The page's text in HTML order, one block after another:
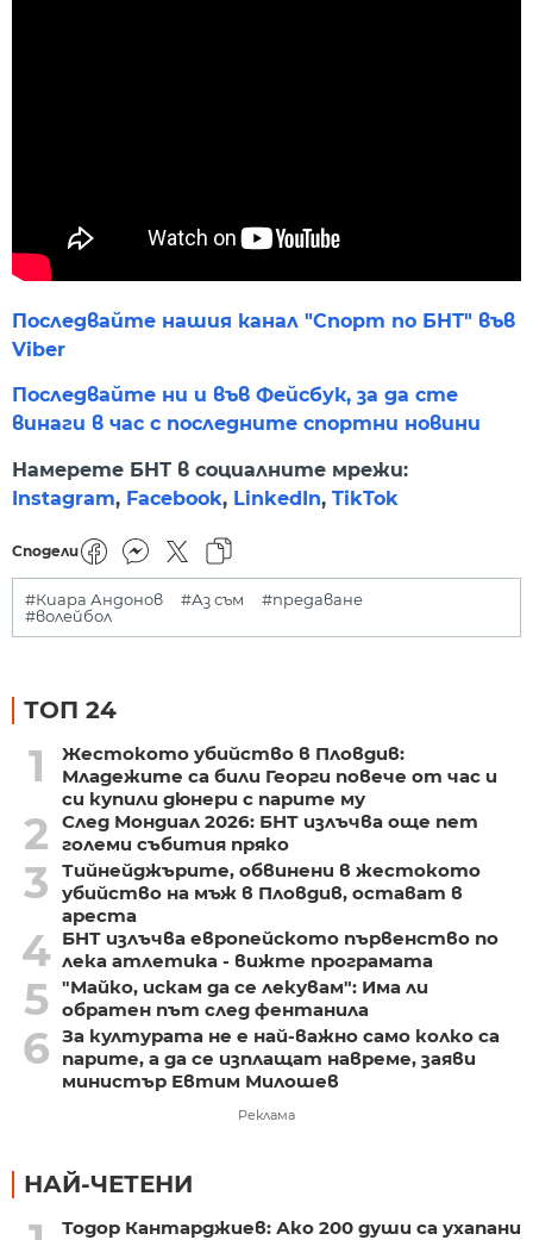
Последвайте нашия канал "Спорт по БНТ" във
Viber
Последвайте ни и във Фейсбук, за да сте
винаги в час с последните спортни новини
Намерете БНТ в социалните мрежи:
Instagram, Facebook, LinkedIn, TikTok
Сподели
#Киара Андонов #Аз съм
#предаване
#волейбол
ТОП 24
1
Жестокото убийство в Пловдив:
Младежите са били Георги повече от час и
си купили дюнери с парите му
2
След Мондиал 2026: БНТ излъчва още пет
големи събития пряко
3
Тийнейджърите, обвинени в жестокото
убийство на мъж в Пловдив, остават в
ареста
4 БНТ излъчва европейското първенство по
лека атлетика - вижте програмата
5 "Майко, искам да се лекувам": Има ли
обратен път след фентанила
6 За културата не е най-важно само колко са
парите, а да се изплащат навреме, заяви
министър Евтим Милошев
Реклама
НАЙ-ЧЕТЕНИ
Тодор Кантарджиев: Ако 200 души са ухапани